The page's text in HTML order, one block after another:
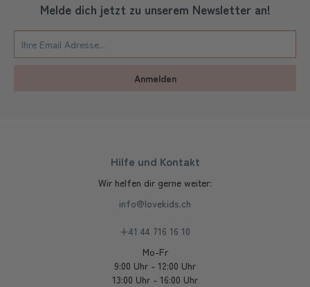
Melde dich jetzt zu unserem Newsletter an!
Anmelden
Hilfe und Kontakt
Wir helfen dir gerne weiter:
info@lovekids.ch
+41 44 716 16 10
Mo-Fr
9:00 Uhr - 12:00 Uhr
13:00 Uhr - 16:00 Uhr